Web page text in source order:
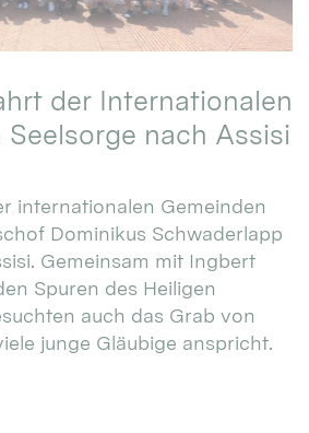
der Internationalen
nach Assisi
internationalen Gemeinden
Dominikus Schwaderlapp
Gemeinsam mit Ingbert
Spuren des Heiligen
auch das Grab von
junge Gläubige anspricht.